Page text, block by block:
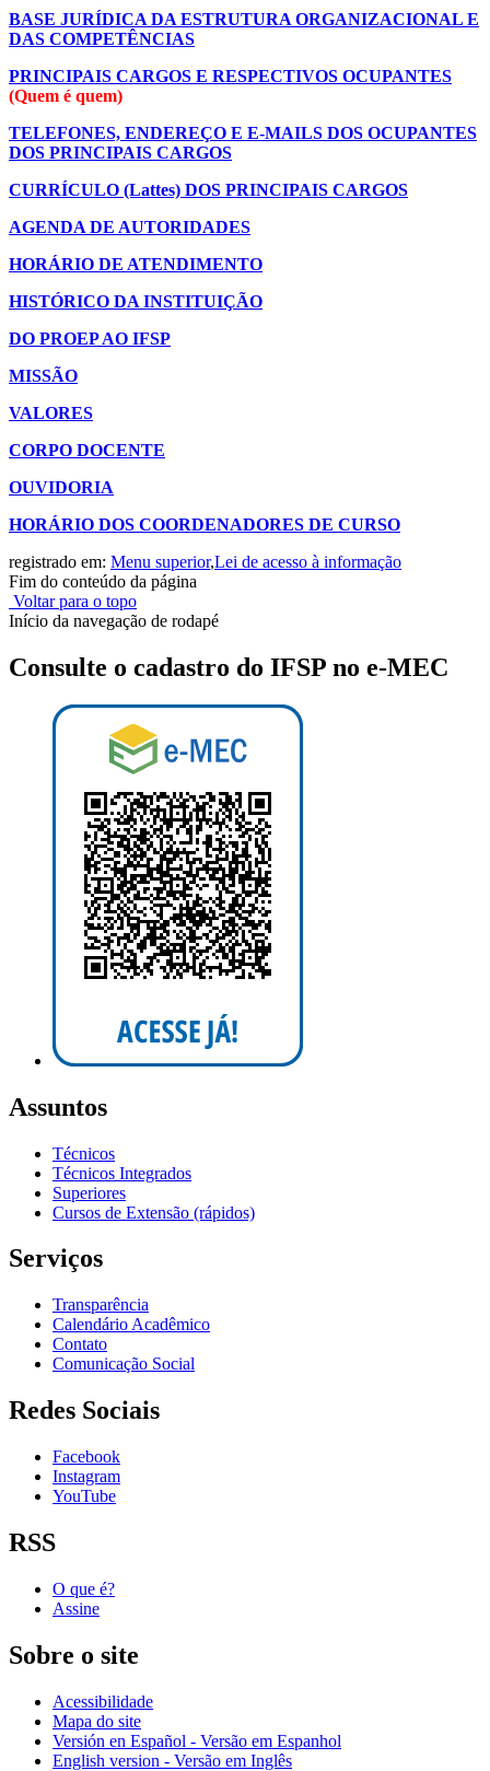
BASE JURÍDICA DA ESTRUTURA ORGANIZACIONAL E
DAS COMPETÊNCIAS
PRINCIPAIS CARGOS E RESPECTIVOS OCUPANTES
(Quem é quem)
TELEFONES, ENDEREÇO E E-MAILS DOS OCUPANTES
DOS PRINCIPAIS CARGOS
CURRÍCULO (Lattes) DOS PRINCIPAIS CARGOS
AGENDA DE AUTORIDADES
HORÁRIO DE ATENDIMENTO
HISTÓRICO DA INSTITUIÇÃO
DO PROEP AO IFSP
MISSÃO
VALORES
CORPO DOCENTE
OUVIDORIA
HORÁRIO DOS COORDENADORES DE CURSO
registrado em: Menu superior,Lei de acesso à informação
Fim do conteúdo da página
Voltar para o topo
Início da navegação de rodapé
Consulte o cadastro do IFSP no e-MEC
Assuntos
Técnicos
Técnicos Integrados
Superiores
Cursos de Extensão (rápidos)
Serviços
Transparência
Calendário Acadêmico
Contato
Comunicação Social
Redes Sociais
Facebook
Instagram
YouTube
RSS
O que é?
Assine
Sobre o site
Acessibilidade
Mapa do site
Versión en Español - Versão em Espanhol
English version - Versão em Inglês